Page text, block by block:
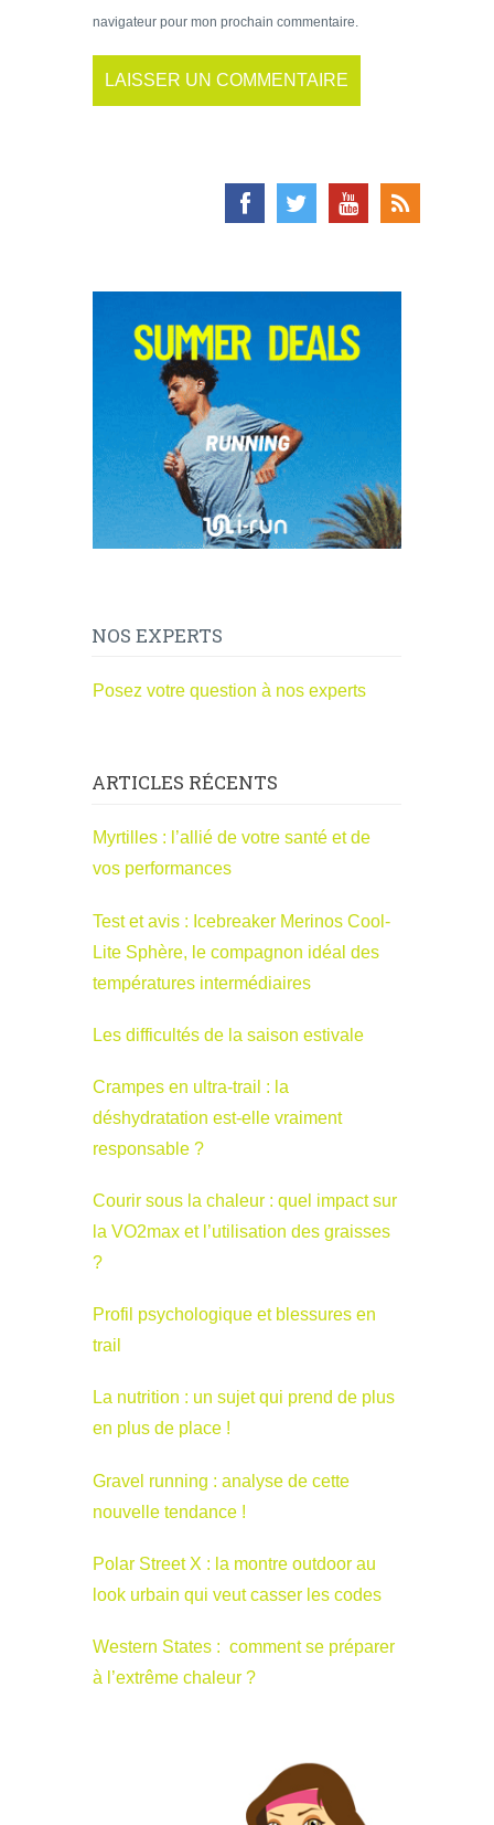
navigateur pour mon prochain commentaire.
NOS EXPERTS
Posez votre question à nos experts
ARTICLES RÉCENTS
Myrtilles : l’allié de votre santé et de
vos performances
Test et avis : Icebreaker Merinos Cool-
Lite Sphère, le compagnon idéal des
températures intermédiaires
Les difficultés de la saison estivale
Crampes en ultra-trail : la
déshydratation est-elle vraiment
responsable ?
Courir sous la chaleur : quel impact sur
la VO2max et l’utilisation des graisses
?
Profil psychologique et blessures en
trail
La nutrition : un sujet qui prend de plus
en plus de place !
Gravel running : analyse de cette
nouvelle tendance !
Polar Street X : la montre outdoor au
look urbain qui veut casser les codes
Western States : comment se préparer
à l’extrême chaleur ?